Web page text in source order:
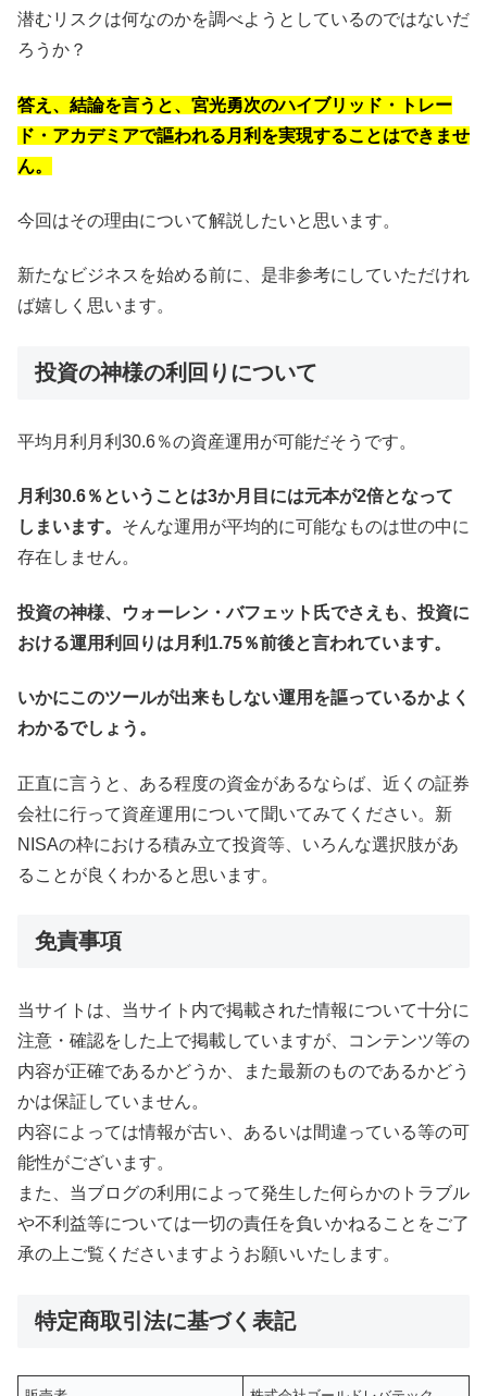
潜むリスクは何なのかを調べようとしているのではないだ
ろうか？
答え、結論を言うと、宮光勇次のハイブリッド・トレー
ド・アカデミアで謳われる月利を実現することはできませ
ん。
今回はその理由について解説したいと思います。
新たなビジネスを始める前に、是非参考にしていただけれ
ば嬉しく思います。
投資の神様の利回りについて
平均月利月利30.6％の資産運用が可能だそうです。
月利30.6％ということは3か月目には元本が2倍となって
しまいます。 そんな運用が平均的に可能なものは世の中に
存在しません。
投資の神様、ウォーレン・バフェット氏でさえも、投資に
おける運用利回りは月利1.75％前後と言われています。
いかにこのツールが出来もしない運用を謳っているかよく
わかるでしょう。
正直に言うと、ある程度の資金があるならば、近くの証券
会社に行って資産運用について聞いてみてください。新
NISAの枠における積み立て投資等、いろんな選択肢があ
ることが良くわかると思います。
免責事項
当サイトは、当サイト内で掲載された情報について十分に
注意・確認をした上で掲載していますが、コンテンツ等の
内容が正確であるかどうか、また最新のものであるかどう
かは保証していません。
内容によっては情報が古い、あるいは間違っている等の可
能性がございます。
また、当ブログの利用によって発生した何らかのトラブル
や不利益等については一切の責任を負いかねることをご了
承の上ご覧くださいますようお願いいたします。
特定商取引法に基づく表記